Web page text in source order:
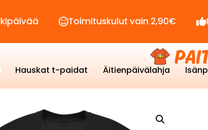
Toimituskulut vain 2,90€ Ilmainen
Hauskat t-paidat Äitienpäivälahja